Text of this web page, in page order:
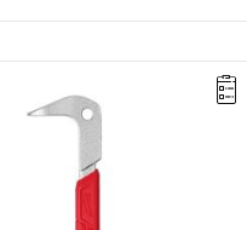
łapka do usuwania listew
ułatwiająca przesuwanie